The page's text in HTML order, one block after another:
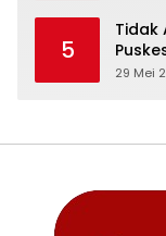
5
Tidak
29 Mei